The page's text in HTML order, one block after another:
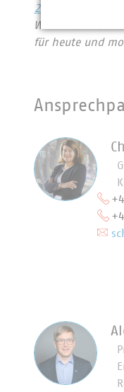
2024
Wir halten
für heute und